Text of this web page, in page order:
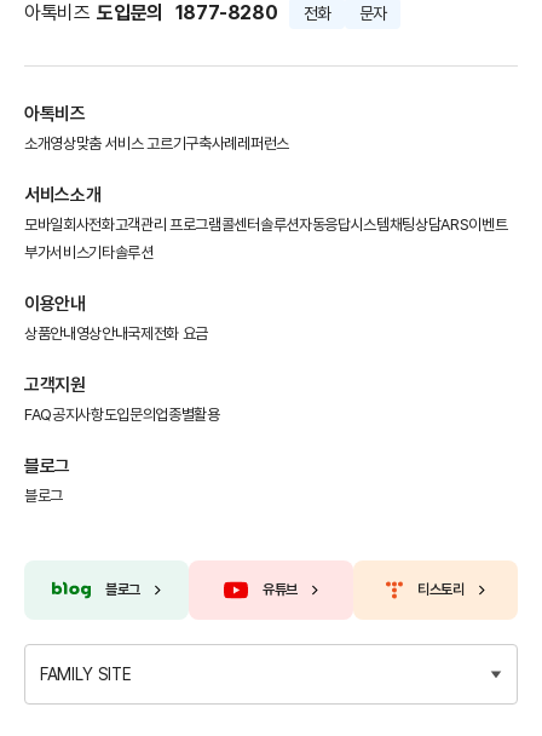
아톡비즈 도입문의 1877-8280 전화 문자
아톡비즈
소개영상맞춤 서비스 고르기구축사례레퍼런스
서비스소개
모바일회사전화고객관리 프로그램콜센터솔루션자동응답시스템채팅상담ARS이벤트
부가서비스기타솔루션
이용안내
상품안내영상안내국제전화 요금
고객지원
FAQ공지사항도입문의업종별활용
블로그
블로그
블로그 유튜브 티스토리
FAMILY SITE